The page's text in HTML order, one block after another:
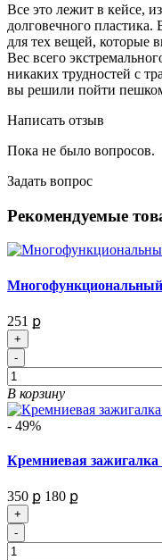
Все это лежит в кейсе,
долговечного пластика.
для тех вещей, которые
Вес всего
никаких трудностей с
вы решили пойти
Написать отзыв
Пока не было вопросов.
Задать вопрос
Рекомендуемые
251 ք
+
-
В корзину
- 49%
Кремниевая зажигалка
350 ք 180 ք
+
-